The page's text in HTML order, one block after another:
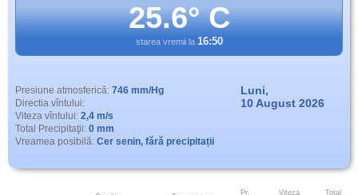
25.6° C
starea vremii la 16:50
Presiune atmosferică: 746 mm/Hg
Directia vîntului:
Viteza vîntului: 2,4 m/s
Total Precipitaţii: 0 mm
Vreamea posibilă: Cer senin, fără precipitații
Luni,
10 August 2026
Pr.
Viteza
Total